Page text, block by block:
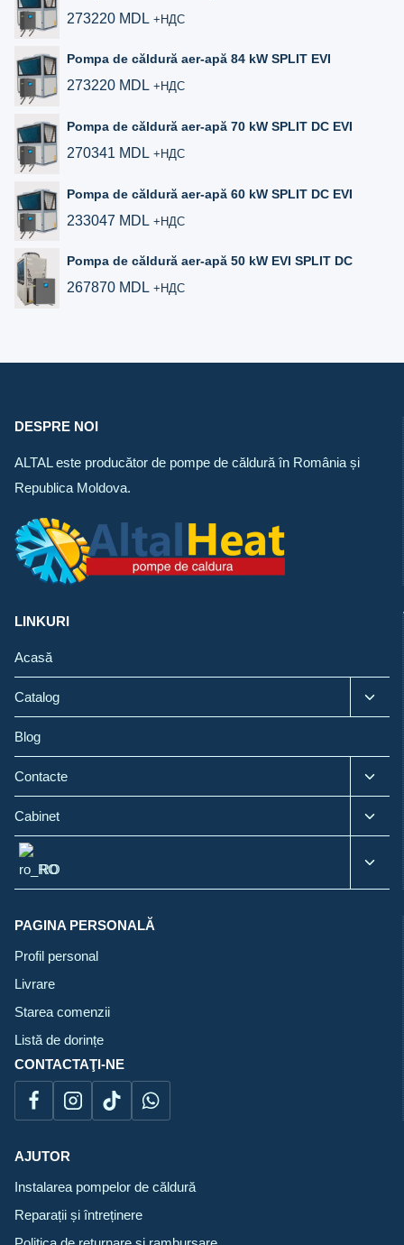
273220 MDL +НДС
Pompa de căldură aer-apă 84 kW SPLIT EVI
273220 MDL +НДС
Pompa de căldură aer-apă 70 kW SPLIT DC EVI
270341 MDL +НДС
Pompa de căldură aer‑apă 60 kW SPLIT DC EVI
233047 MDL +НДС
Pompa de căldură aer‑apă 50 kW EVI SPLIT DC
267870 MDL +НДС
DESPRE NOI
ALTAL este producător de pompe de căldură în România și
Republica Moldova.
LINKURI
Acasă
Catalog
child
Blog
Contacte
child
menu
Cabinet
child
RO
menu
PAGINA PERSONALĂ
Profil personal
Livrare
Starea comenzii
Listă de dorințe
CONTACTAŢI-NE
AJUTOR
Instalarea pompelor de căldură
Reparații și întreținere